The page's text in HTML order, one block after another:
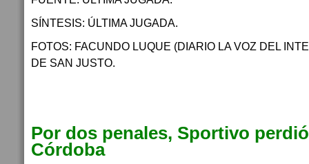
SÍNTESIS: ÚLTIMA JUGADA.
FOTOS: FACUNDO LUQUE (DIARIO LA VOZ DEL
DE SAN JUSTO.
Por dos penales, Sportivo
Córdoba